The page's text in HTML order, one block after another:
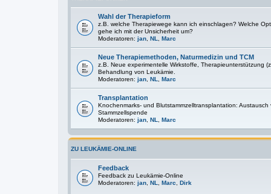
Wahl der Therapieform
z.B. welche Therapiewege kann ich einschlagen? Welche
gehe ich mit der Unsicherheit um?
Moderatoren: jan NL Marc
Neue Therapiemethoden, Naturmedizin und TCM
z.B. Neue experimentelle Wirkstoffe, Therapieunterstützung
Behandlung von Leukämie.
Moderatoren: jan NL Marc
Transplantation
Knochenmarks- und Blutstammzelltransplantation:
Stammzellspende
Moderatoren: jan NL Marc
ZU LEUKÄMIE-ONLINE
Feedback
Feedback zu Leukämie-Online
Moderatoren: jan NL Marc Dirk